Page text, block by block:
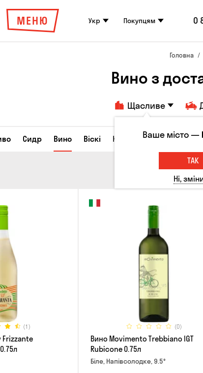
МЕНЮ Укр Покупцям 0
Головна
Вино з
Щасливе
Сидр Вино Віскі Коктейлі Горілка
(1)
Frizzante
(0)
Вино Movimento Trebbiano IGT
Rubicone 0.75л
Біле, Напівсолодке, 9.5°
Ваше місто —
ТАК
Ні,